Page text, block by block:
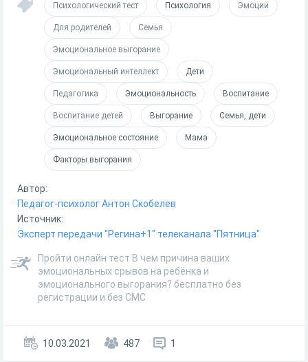
Психологический тест Психология Эмоции
Для родителей Семья
Эмоциональное выгорание
Эмоциональный интеллект Дети
Педагогика Эмоциональность Воспитание
Воспитание детей Выгорание Семья, дети
Эмоциональное состояние Мама
Факторы выгорания
Автор:
Педагог-психолог Антон Скобелев
Источник:
Эксперт передачи "Регина+1" телеканала "Пятница"
Пройти онлайн тест В чем причина ваших
эмоциональных срывов на ребёнка и
эмоционального выгорания? бесплатно без
регистрации и без СМС
10.03.2021 487 1